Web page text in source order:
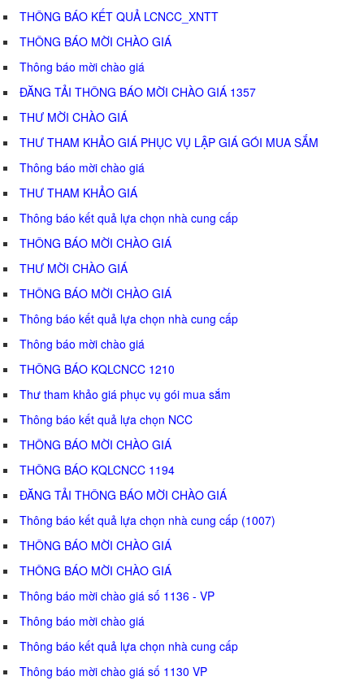
THÔNG BÁO KẾT QUẢ LCNCC_XNTT
THÔNG BÁO MỜI CHÀO GIÁ
Thông báo mời chào giá
ĐĂNG TẢI THÔNG BÁO MỜI CHÀO GIÁ 1357
THƯ MỜI CHÀO GIÁ
THƯ THAM KHẢO GIÁ PHỤC VỤ LẬP GIÁ GÓI MUA SẮM
Thông báo mời chào giá
THƯ THAM KHẢO GIÁ
Thông báo kết quả lựa chọn nhà cung cấp
THÔNG BÁO MỜI CHÀO GIÁ
THƯ MỜI CHÀO GIÁ
THÔNG BÁO MỜI CHÀO GIÁ
Thông báo kết quả lựa chọn nhà cung cấp
Thông báo mời chào giá
THÔNG BÁO KQLCNCC 1210
Thư tham khảo giá phục vụ gói mua sắm
Thông báo kết quả lựa chọn NCC
THÔNG BÁO MỜI CHÀO GIÁ
THÔNG BÁO KQLCNCC 1194
ĐĂNG TẢI THÔNG BÁO MỜI CHÀO GIÁ
Thông báo kết quả lựa chọn nhà cung cấp (1007)
THÔNG BÁO MỜI CHÀO GIÁ
THÔNG BÁO MỜI CHÀO GIÁ
Thông báo mời chào giá số 1136 - VP
Thông báo mời chào giá
Thông báo kết quả lựa chọn nhà cung cấp
Thông báo mời chào giá số 1130 VP